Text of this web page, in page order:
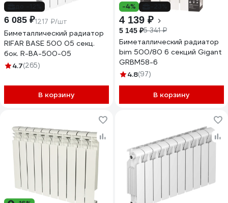
6 085 ₽1217 ₽/шт
Биметаллический радиатор
RIFAR BASE 500 05 секц.
бок. R-BA-500-05
4.7(265)
В корзину
-4%
4 139 ₽
5 145 ₽5 341 ₽
Биметаллический радиатор
bim 500/80 6 секций Gigant
GRBM58-6
4.8(97)
В корзину